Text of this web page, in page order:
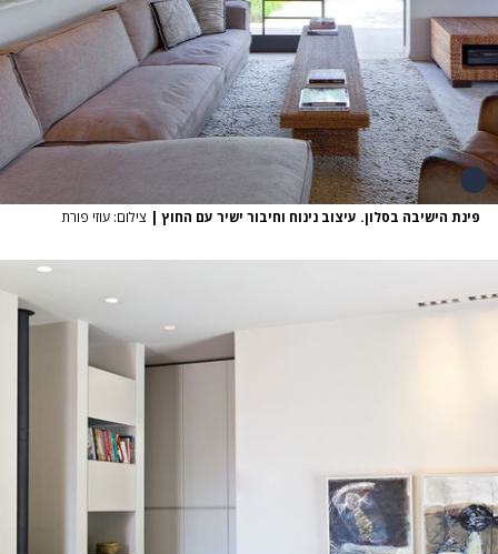
פינת הישיבה בסלון. עיצוב נינוח וחיבור ישיר עם החוץ | צילום: עוזי פורת